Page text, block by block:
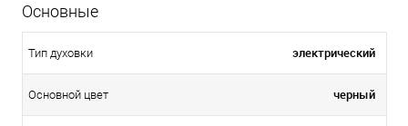
Основные
Тип духовки электрический
Основной цвет черный